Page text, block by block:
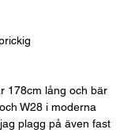
178cm lång och bär
W28 i moderna
plagg på även fast